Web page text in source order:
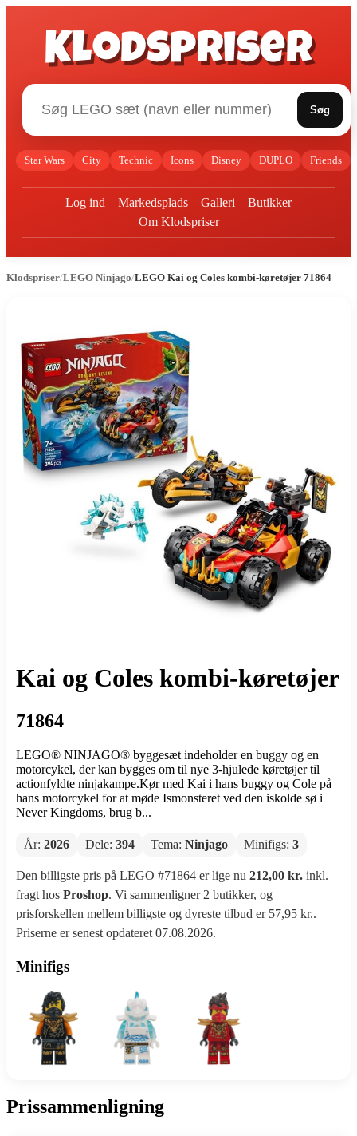
Klodspriser
Søg
Star Wars City Technic Icons Disney DUPLO Friends
Log ind Markedsplads Galleri
Butikker
Om Klodspriser
Klodspriser/LEGO Ninjago/LEGO Kai og Coles kombi-køretøjer 71864
Kai og Coles kombi-køretøjer
71864
LEGO® NINJAGO® byggesæt indeholder en buggy og en
motorcykel, der kan bygges om til nye 3-hjulede køretøjer til
actionfyldte ninjakampe.Kør med Kai i hans buggy og Cole på
hans motorcykel for at møde Ismonsteret ved den iskolde sø i
Never Kingdoms, brug b...
År: 2026 Dele: 394 Tema: Ninjago Minifigs: 3
Den billigste pris på LEGO #71864 er lige nu 212,00 kr. inkl.
fragt hos Proshop. Vi sammenligner 2 butikker, og
prisforskellen mellem billigste og dyreste tilbud er 57,95 kr..
Priserne er senest opdateret 07.08.2026.
Minifigs
Prissammenligning